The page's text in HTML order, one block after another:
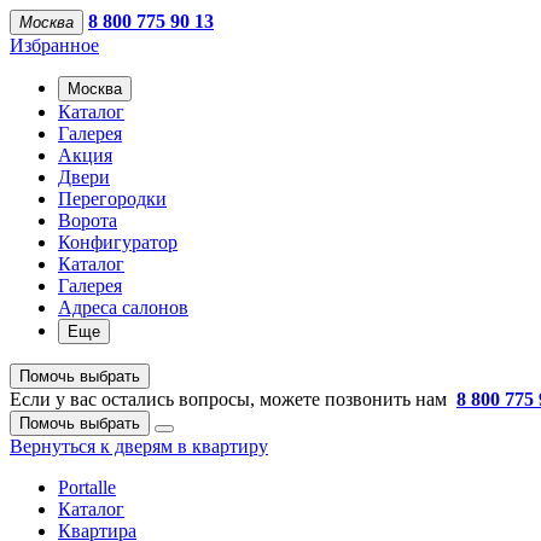
Москва
8 800 775 90 13
Избранное
Москва
Каталог
Галерея
Акция
Двери
Перегородки
Ворота
Конфигуратор
Каталог
Галерея
Адреса салонов
Еще
Помочь выбрать
Если у вас остались вопросы, можете позвонить нам 8 800 775
Помочь выбрать
Вернуться к дверям в квартиру
Portalle
Каталог
Квартира